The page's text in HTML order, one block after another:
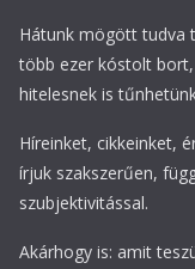
Hátunk mögött tudva
több ezer kóstolt
hitelesnek is
Híreinket, cikkeinket,
írjuk szakszerűen,
szubjektivitással.
Akárhogy is: amit